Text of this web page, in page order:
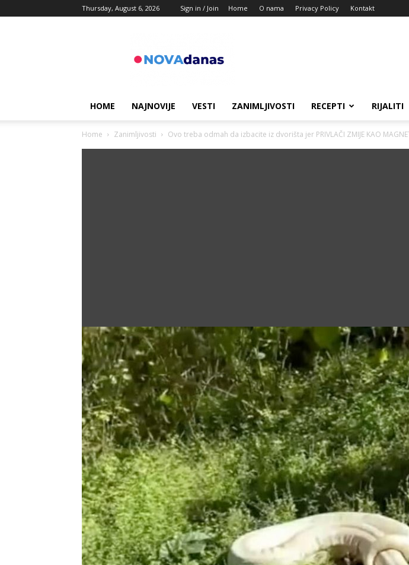
Thursday, August 6, 2026 Sign in / Join Home O nama Privacy Policy Kontakt
HOME NAJNOVIJE VESTI ZANIMLJIVOSTI RECEPTI RIJALITI
Home Zanimljivosti Ovo treba odmah da izbacite iz dvorišta jer PRIVLAČI ZMIJE KAO